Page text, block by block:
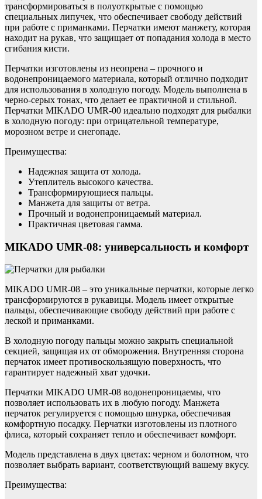
трансформироваться в полуоткрытые с помощью
специальных липучек, что обеспечивает свободу действий
при работе с приманками. Перчатки имеют манжету, которая
находит на рукав, что защищает от попадания холода в место
сгибания кисти.
Перчатки изготовлены из неопрена – прочного и
водонепроницаемого материала, который отлично подходит
для использования в холодную погоду. Модель выполнена в
черно-серых тонах, что делает ее практичной и стильной.
Перчатки MIKADO UMR-00 идеально подходят для рыбалки
в холодную погоду: при отрицательной температуре,
морозном ветре и снегопаде.
Преимущества:
Надежная защита от холода.
Утеплитель высокого качества.
Трансформирующиеся пальцы.
Манжета для защиты от ветра.
Прочный и водонепроницаемый материал.
Практичная цветовая гамма.
MIKADO UMR-08: универсальность и комфорт
MIKADO UMR-08 – это уникальные перчатки, которые легко
трансформируются в рукавицы. Модель имеет открытые
пальцы, обеспечивающие свободу действий при работе с
леской и приманками.
В холодную погоду пальцы можно закрыть специальной
секцией, защищая их от обморожения. Внутренняя сторона
перчаток имеет противоскользящую поверхность, что
гарантирует надежный хват удочки.
Перчатки MIKADO UMR-08 водонепроницаемы, что
позволяет использовать их в любую погоду. Манжета
перчаток регулируется с помощью шнурка, обеспечивая
комфортную посадку. Перчатки изготовлены из плотного
флиса, который сохраняет тепло и обеспечивает комфорт.
Модель представлена в двух цветах: черном и болотном, что
позволяет выбрать вариант, соответствующий вашему вкусу.
Преимущества: